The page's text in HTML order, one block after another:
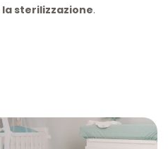
sterilizzazione.